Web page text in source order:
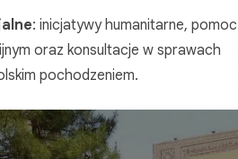
: inicjatywy humanitarne, pomoc
oraz konsultacje w sprawach
pochodzeniem.